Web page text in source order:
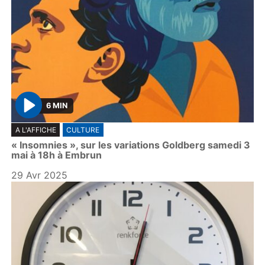
P
l
a
y
6 MIN
A L'AFFICHE CULTURE
« Insomnies », sur les variations Goldberg samedi 3
mai à 18h à Embrun
29 Avr 2025